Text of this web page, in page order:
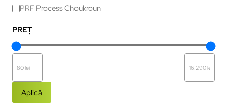
PRF Process Choukroun
PREȚ
Aplică